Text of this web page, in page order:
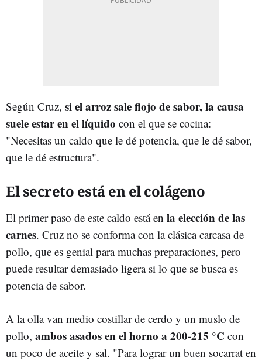
Según Cruz, si el arroz sale flojo de sabor, la causa
suele estar en el líquido con el que se cocina:
"Necesitas un caldo que le dé potencia, que le dé sabor,
que le dé estructura".
El secreto está en el colágeno
El primer paso de este caldo está en la elección de las
carnes. Cruz no se conforma con la clásica carcasa de
pollo, que es genial para muchas preparaciones, pero
puede resultar demasiado ligera si lo que se busca es
potencia de sabor.
A la olla van medio costillar de cerdo y un muslo de
pollo, ambos asados en el horno a 200-215 °C con
un poco de aceite y sal. "Para lograr un buen socarrat en